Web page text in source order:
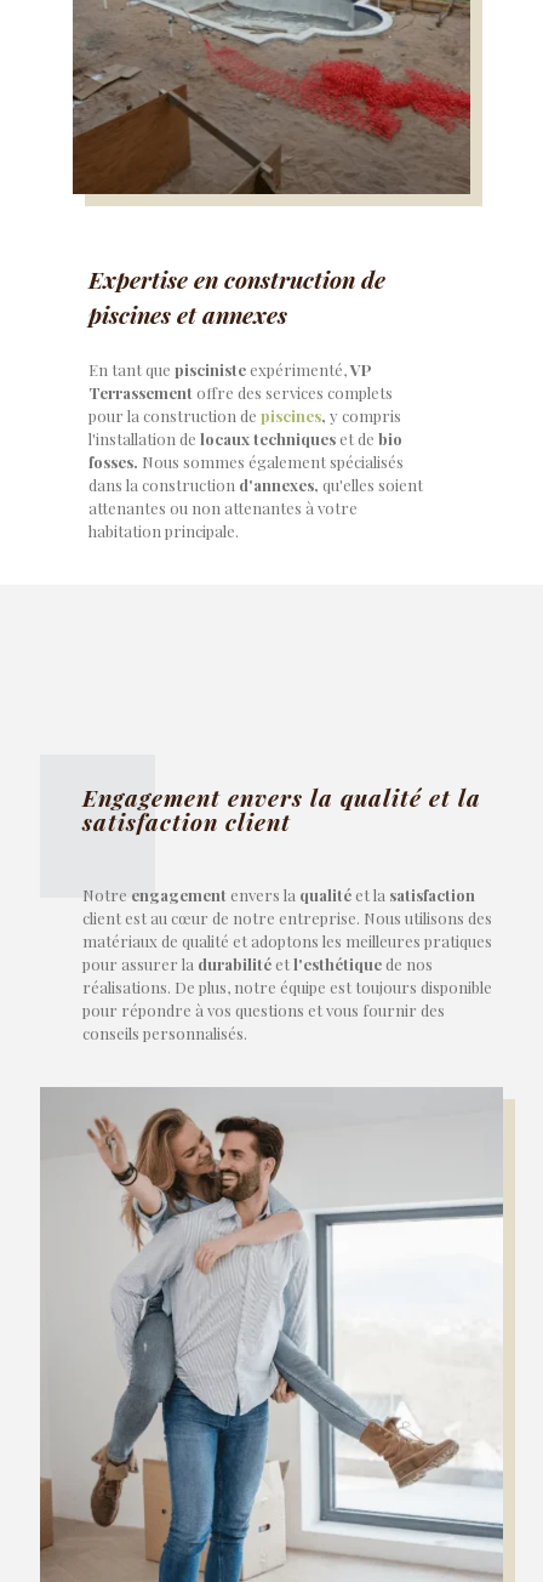
Expertise en construction de
piscines et annexes
En tant que piscinisteexpérimenté,VP
Terrassement offre des services complets
pour la construction de piscines, y compris
l'installation de locaux techniqueset de bio
fosses. Nous sommes également spécialisés
dans la construction d'annexes, qu'elles soient
attenantes ou non attenantes à votre
habitation principale.
Engagement envers la qualité et la
satisfaction client
Notre engagement envers la qualitéet la satisfaction
client est au cœur de notre entreprise. Nous utilisons des
matériaux de qualité et adoptons les meilleures pratiques
pour assurer la durabilitéetl'esthétiquede nos
réalisations. De plus, notre équipe est toujours disponible
pour répondre à vos questions et vous fournir des
conseils personnalisés.